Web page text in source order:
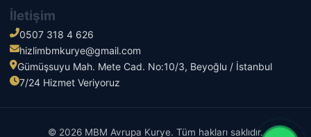
İletişim
0507 318 4 626
hizlimbmkurye@gmail.com
Gümüşsuyu Mah. Mete Cad. No:10/3, Beyoğlu / İstanbul
7/24 Hizmet Veriyoruz
© 2026 MBM Avrupa Kurye. Tüm hakları saklıdır.